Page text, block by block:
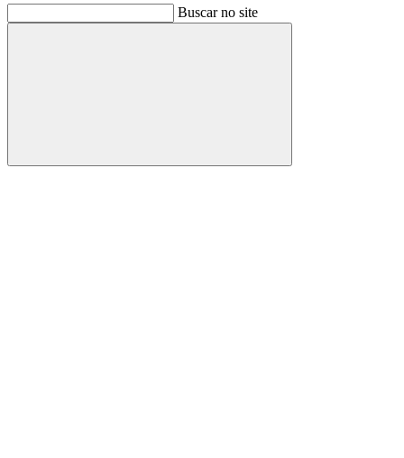
Buscar no site
Buscar